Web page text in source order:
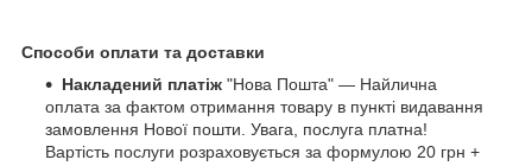
Способи оплати та доставки
Накладений платіж "Нова Пошта" — Найлична
оплата за фактом отримання товару в пункті видавання
замовлення Нової пошти. Увага, послуга платна!
Вартість послуги розраховується за формулою 20 грн +